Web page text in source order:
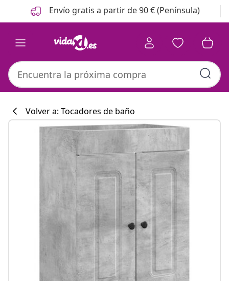
Anterior
Siguiente Envío gratis a partir de 90 € (Península)
#sharemevidaxl
Volver a: Tocadores de baño